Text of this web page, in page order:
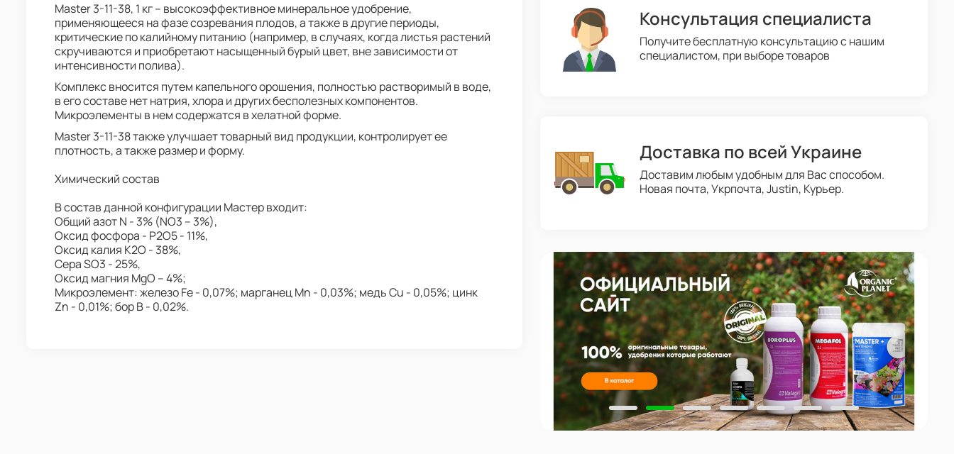
Master 3-11-38, 1 кг – высокоэффективное минеральное удобрение,
применяющееся на фазе созревания плодов, а также в другие периоды,
критические по калийному питанию (например, в случаях, когда листья растений
скручиваются и приобретают насыщенный бурый цвет, вне зависимости от
интенсивности полива).
Комплекс вносится путем капельного орошения, полностью растворимый в воде,
в его составе нет натрия, хлора и других бесполезных компонентов.
Микроэлементы в нем содержатся в хелатной форме.
Master 3-11-38 также улучшает товарный вид продукции, контролирует ее
плотность, а также размер и форму.
Химический состав
В состав данной конфигурации Мастер входит:
Общий азот N - 3% (NO3 – 3%),
Оксид фосфора - P2O5 - 11%,
Оксид калия K2O - 38%,
Сера SO3 - 25%,
Оксид магния MgO – 4%;
Микроэлемент: железо Fe - 0,07%; марганец Mn - 0,03%; медь Cu - 0,05%; цинк
Zn - 0,01%; бор B - 0,02%.
Консультация специалиста
Получите бесплатную консультацию с нашим
специалистом, при выборе товаров
Доставка по всей Украине
Доставим любым удобным для Вас способом.
Новая почта, Укрпочта, Justin, Курьер.